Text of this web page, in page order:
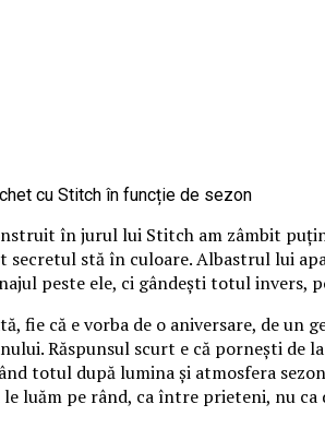
în jurul lui Stitch am zâmbit
stă în culoare. Albastrul lui
peste ele, ci gândești totul invers,
fie că e vorba de o aniversare, de
Răspunsul scurt e că pornești
totul după lumina și atmosfera
le luăm pe rând, ca între prieteni, nu